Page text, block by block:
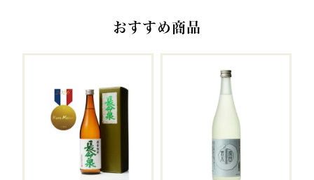
おすすめ商品